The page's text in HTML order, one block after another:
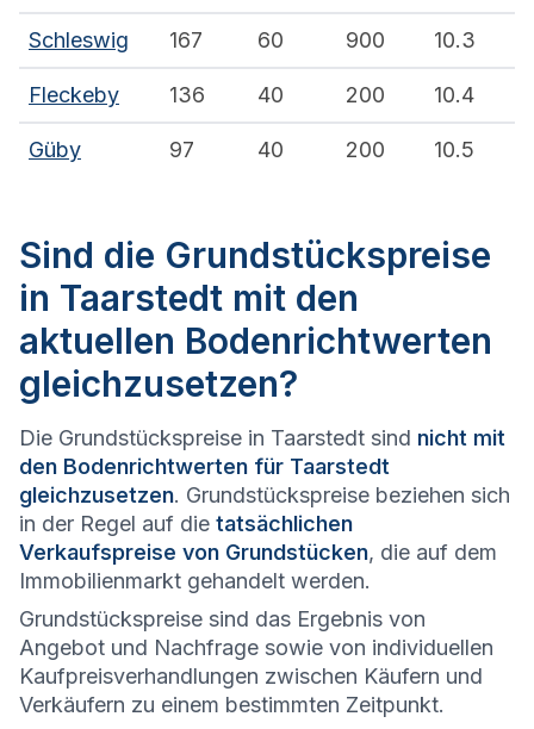
Schleswig 167 60 900 10.3
Fleckeby 136 40 200 10.4
Güby 97 40 200 10.5
Sind die Grundstückspreise
in Taarstedt mit den
aktuellen Bodenrichtwerten
gleichzusetzen?
Die Grundstückspreise in Taarstedt sind nicht mit
den Bodenrichtwerten für Taarstedt
gleichzusetzen. Grundstückspreise beziehen sich
in der Regel auf die tatsächlichen
Verkaufspreise von Grundstücken, die auf dem
Immobilienmarkt gehandelt werden.
Grundstückspreise sind das Ergebnis von
Angebot und Nachfrage sowie von individuellen
Kaufpreisverhandlungen zwischen Käufern und
Verkäufern zu einem bestimmten Zeitpunkt.